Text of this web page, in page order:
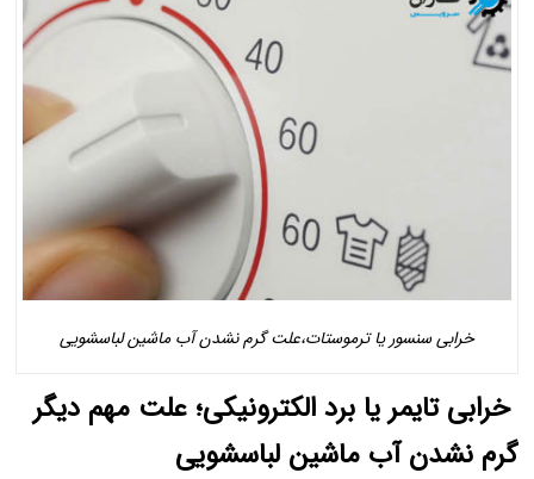
خرابی سنسور یا ترموستات،علت گرم نشدن آب ماشین لباسشویی
خرابی تایمر یا برد الکترونیکی؛ علت مهم دیگر
گرم نشدن آب ماشین لباسشویی